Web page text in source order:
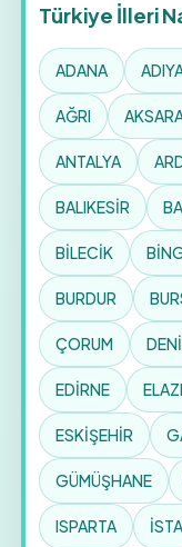
Türkiye İlleri
ADANA
AĞRI
ANTALYA
BALIKESİR
BİLECİK
BURDUR
ÇORUM
EDİRNE
ESKİŞEHİR
GÜMÜŞHANE
ISPARTA